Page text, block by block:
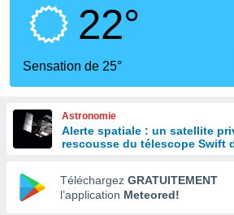
22°
Sensation de 25°
Astronomie
Alerte spatiale : un satellite
rescousse du télescope Swift
Téléchargez GRATUITEMENT
l’application Meteored!